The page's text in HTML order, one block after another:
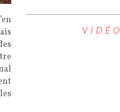
VIDÉO